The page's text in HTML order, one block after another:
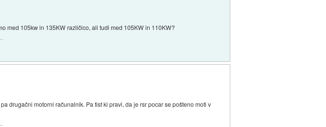
med 105kw in 135KW različico, ali tudi med 105KW in 110KW?
drugačni motorni računalnik. Pa tist ki pravi, da je rsr pocar se pošteno moti v